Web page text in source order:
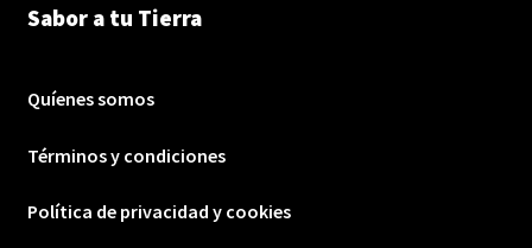
Sabor a tu Tierra
Quíenes somos
Términos y condiciones
Política de privacidad y cookies